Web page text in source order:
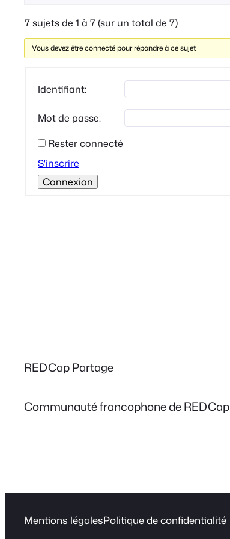
7 sujets de 1 à 7 (sur un total de 7)
Vous devez être connecté pour répondre à ce sujet
Identifiant:
Mot de passe:
Rester connecté
S'inscrire
Connexion
REDCap Partage
Communauté francophone de REDCap
Mentions légalesPolitique de confidentialité